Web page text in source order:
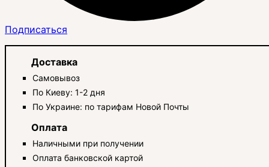
Подписаться
Доставка
Самовывоз
По Киеву: 1-2 дня
По Украине: по тарифам Новой Почты
Оплата
Наличными при получении
Оплата банковской картой